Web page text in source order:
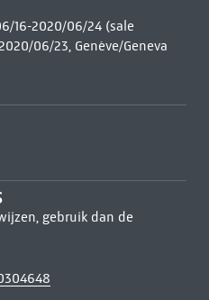
16-2020/06/24 (sale
06/23, Genève/Geneva
gebruik dan de